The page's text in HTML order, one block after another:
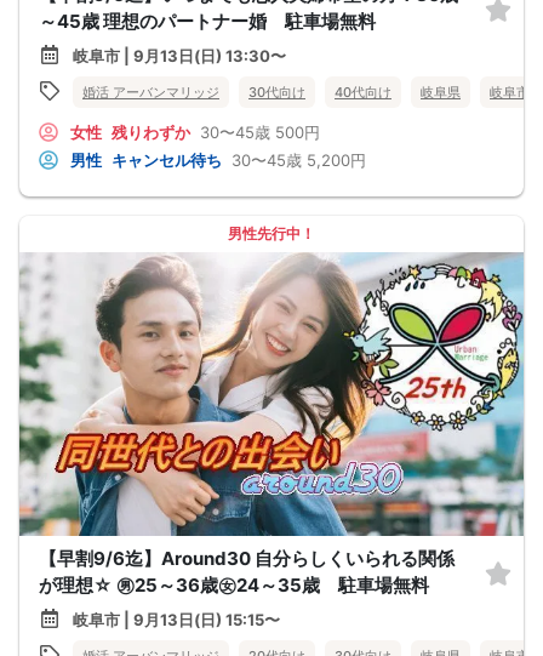
～45歳 理想のパートナー婚 駐車場無料
岐阜市 | 9月13日(日) 13:30〜
婚活 アーバンマリッジ 30代向け 40代向け 岐阜県 岐阜市
女性 残りわずか 30〜45歳 500円
男性 キャンセル待ち 30〜45歳 5,200円
男性先行中！
【早割9/6迄】Around30 自分らしくいられる関係
が理想☆ ㊚25～36歳㊛24～35歳 駐車場無料
岐阜市 | 9月13日(日) 15:15〜